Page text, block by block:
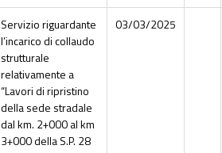
Servizio riguardante
l’incarico di collaudo
strutturale
relativamente a
“Lavori di ripristino
della sede stradale
dal km. 2+000 al km
3+000 della S.P. 28
03/03/2025